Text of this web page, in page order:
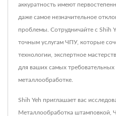
аккуратность имеют
даже самое незначительное
проблемы. Сотрудничайте с Shih
точным услугам ЧПУ, которые
технологии, экспертное
для ваших самых требовательных
металлообработке.
Shih Yeh приглашает вас
Металлообработка штамповкой